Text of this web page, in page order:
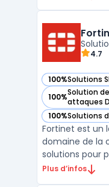
protection
cloud, et les
4.7
100%Solutions
— voir Fortinet
100%Solution
attaques
— voir Fortinet
100%Solutions
— voir Fortinet
Fortinet est un
domaine de la
solutions pour
numériques
Plus d’infos